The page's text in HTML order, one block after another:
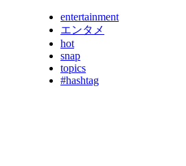
entertainment
エンタメ
hot
snap
topics
#hashtag